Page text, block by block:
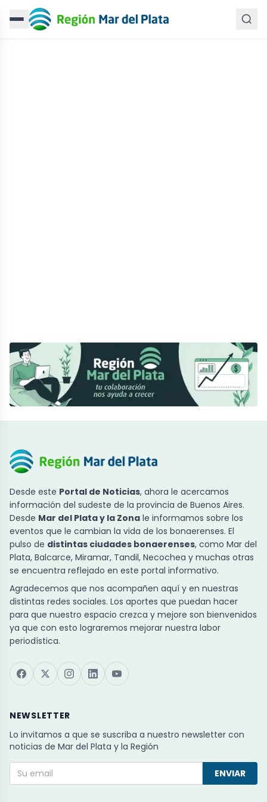
Desde este Portal de Noticias, ahora le acercamos
información del sudeste de la provincia de Buenos Aires.
Desde Mar del Plata y la Zona le informamos sobre los
eventos que le cambian la vida de los bonaerenses. El
pulso de distintas ciudades bonaerenses, como Mar del
Plata, Balcarce, Miramar, Tandil, Necochea y muchas otras
se encuentra reflejado en este portal informativo.
Agradecemos que nos acompañen aquí y en nuestras
distintas redes sociales. Los aportes que puedan hacer
para que nuestro espacio crezca y mejore son bienvenidos
ya que con esto lograremos mejorar nuestra labor
periodística.
NEWSLETTER
Lo invitamos a que se suscriba a nuestro newsletter con
noticias de Mar del Plata y la Región
ENVIAR